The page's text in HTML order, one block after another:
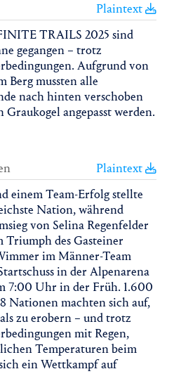
Plaintext
TRAILS 2025 sind
gegangen – trotz
Aufgrund von
Berg mussten alle
nach hinten verschoben
angepasst werden.
Plaintext
einem Team-Erfolg stellte
Nation, während
von Selina Regenfelder
Triumph des Gasteiner
im Männer-Team
in der Alpenarena
7:00 Uhr in der Früh. 1.600
Nationen machten sich auf,
zu erobern – und trotz
mit Regen,
Temperaturen beim
ein Wettkampf auf